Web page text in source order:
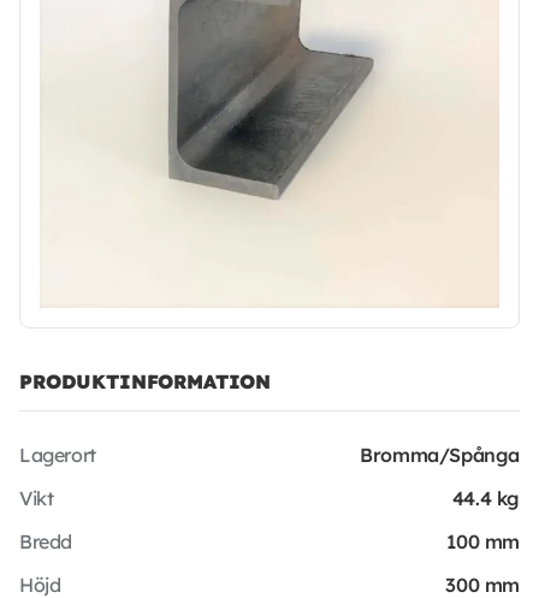
PRODUKTINFORMATION
Lagerort
Bromma/Spånga
Vikt
44.4 kg
Bredd
100 mm
Höjd
300 mm